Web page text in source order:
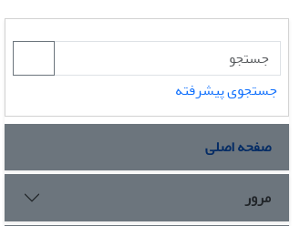
جستجوی پیشرفته
صفحه اصلی
مرور